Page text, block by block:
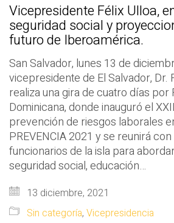
Vicepresidente Félix Ulloa,
seguridad social y
futuro de Iberoamérica.
San Salvador, lunes 13 de
vicepresidente de El Salvador, Dr.
realiza una gira de cuatro días por
Dominicana, donde inauguró el
prevención de riesgos laborales
PREVENCIA 2021 y se reunirá
funcionarios de la isla para
seguridad social, educación…
13 diciembre, 2021
Sin categoría, Vicepresidencia